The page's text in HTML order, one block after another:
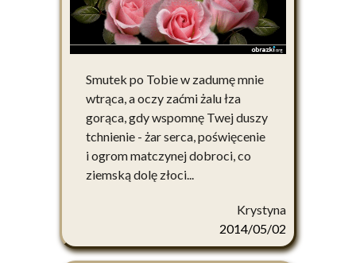
Smutek po Tobie w zadumę mnie
wtrąca, a oczy zaćmi żalu łza
gorąca, gdy wspomnę Twej duszy
tchnienie - żar serca, poświęcenie
i ogrom matczynej dobroci, co
ziemską dolę złoci...
Krystyna
2014/05/02